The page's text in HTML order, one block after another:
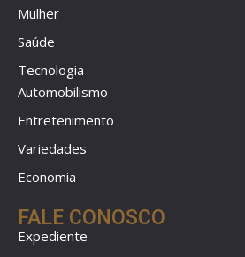
Mulher
Saúde
Tecnologia
Automobilismo
Entretenimento
Variedades
Economia
FALE CONOSCO
Expediente